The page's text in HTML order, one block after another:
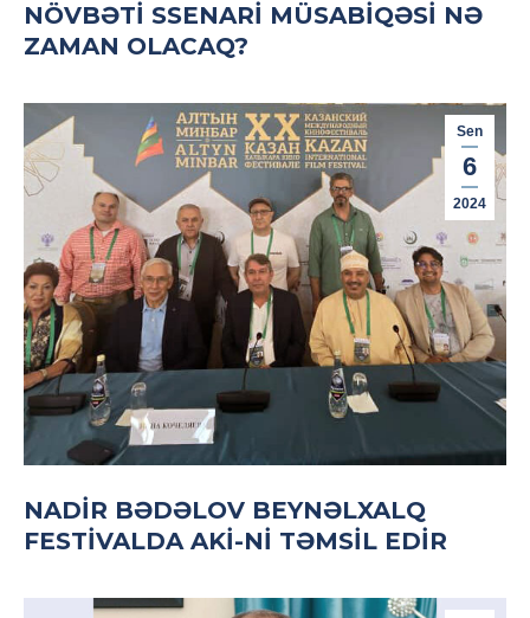
NÖVBƏTI SSENARI MÜSABIQƏSI NƏ
ZAMAN OLACAQ?
Sen
6
2024
NADIR BƏDƏLOV BEYNƏLXALQ
FESTIVALDA AKİ-NI TƏMSIL EDIR